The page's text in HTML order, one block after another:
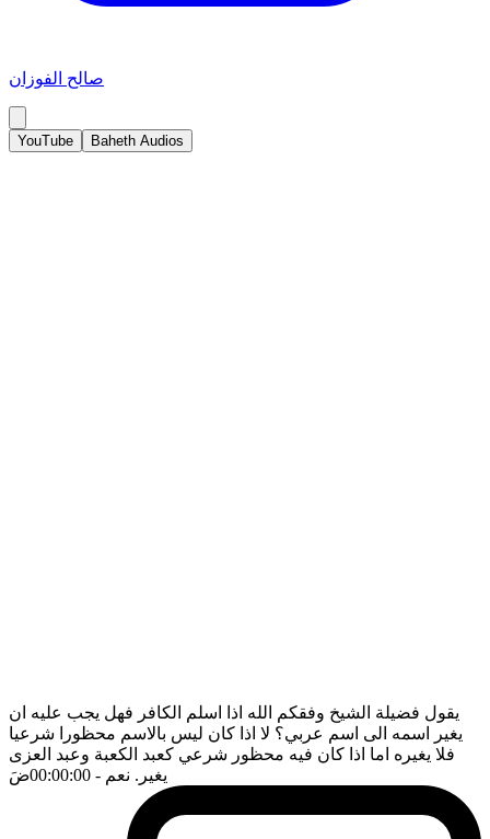
صالح الفوزان
YouTube Baheth Audios
يقول فضيلة الشيخ وفقكم الله اذا اسلم الكافر فهل يجب عليه ان
يغير اسمه الى اسم عربي؟ لا اذا كان ليس بالاسم محظورا شرعيا
فلا يغيره اما اذا كان فيه محظور شرعي كعبد الكعبة وعبد العزى
يغير. نعم - 00:00:00 ضَ